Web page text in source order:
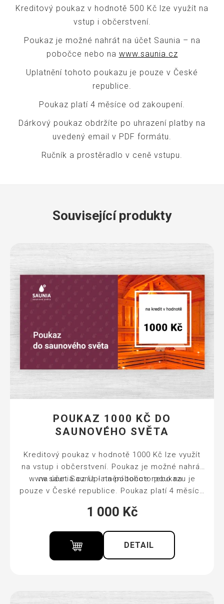
Kreditový poukaz v hodnotě 500 Kč lze využít na
vstup i občerstvení.
Poukaz je možné nahrát na účet Saunia – na
pobočce nebo na www.saunia.cz
Uplatnění tohoto poukazu je pouze v České
republice.
Poukaz platí 4 měsíce od zakoupení.
Dárkový poukaz obdržíte po uhrazení platby na
uvedený email v PDF formátu.
Ručník a prostěradlo v ceně vstupu.
Související produkty
POUKAZ 1000 KČ DO
SAUNOVÉHO SVĚTA
Kreditový poukaz v hodnotě 1000 Kč lze využít
na vstup i občerstvení. Poukaz je možné nahrát
na účet Saunia - na pobočce nebo na
www.saunia.czUplatnění tohoto poukazu je
pouze v České republice. Poukaz platí 4 měsíce
vstupu.
1 000 Kč
DETAIL